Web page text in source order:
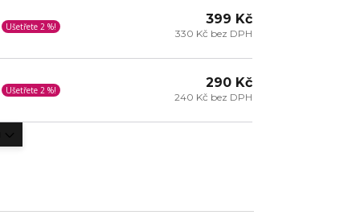
Ušetřete 2 %! 399 Kč
330 Kč bez DPH
Ušetřete 2 %! 290 Kč
240 Kč bez DPH